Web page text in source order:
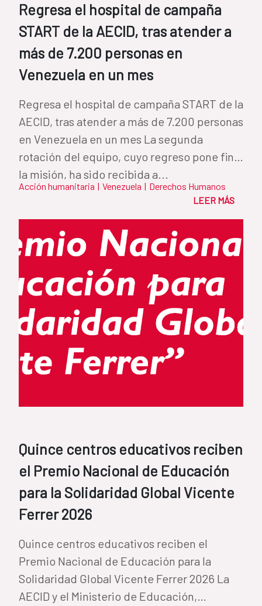
Regresa el hospital de campaña
START de la AECID, tras atender a
más de 7.200 personas en
Venezuela en un mes
Regresa el hospital de campaña START de la
AECID, tras atender a más de 7.200 personas
en Venezuela en un mes La segunda
rotación del equipo, cuyo regreso pone fin a
la misión, ha sido recibida a...
Acción humanitaria | Venezuela | Derechos Humanos
LEER MÁS
Quince centros educativos reciben
el Premio Nacional de Educación
para la Solidaridad Global Vicente
Ferrer 2026
Quince centros educativos reciben el
Premio Nacional de Educación para la
Solidaridad Global Vicente Ferrer 2026 La
AECID y el Ministerio de Educación,